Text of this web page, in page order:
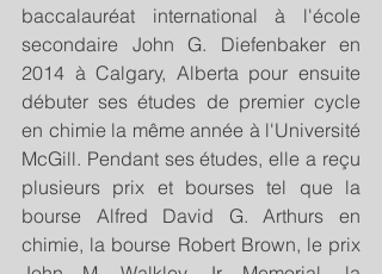
baccalauréat international à l'école
secondaire John G. Diefenbaker en
2014 à Calgary, Alberta pour ensuite
débuter ses études de premier cycle
en chimie la même année à l'Université
McGill. Pendant ses études, elle a reçu
plusieurs prix et bourses tel que la
bourse Alfred David G. Arthurs en
chimie, la bourse Robert Brown, le prix